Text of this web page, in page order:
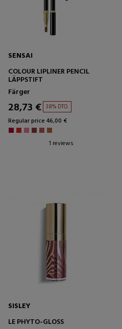
SENSAI
COLOUR LIPLINER PENCIL
LÄPPSTIFT
Färger
28,73 € 38% DTO.
Regular price 46,00 €
1 reviews
SISLEY
LE PHYTO-GLOSS